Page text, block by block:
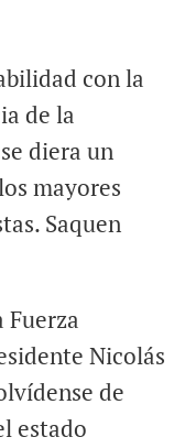
con la
de la
diera un
mayores
Saquen
Fuerza
Nicolás
de
estado